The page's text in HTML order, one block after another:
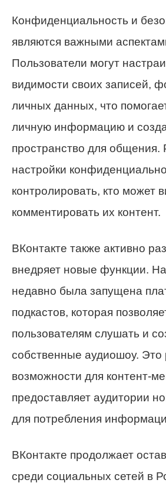
Конфиденциальность и
являются важными
Пользователи могут
видимости своих записей,
личных данных, что
личную информацию и
пространство для общения.
настройки
контролировать, кто может
комментировать их контент.
ВКонтакте также активно
внедряет новые функции.
недавно была запущена
подкастов, которая
пользователям слушать и
собственные аудиошоу. Это
возможности для контент-
предоставляет аудитории
для потребления
ВКонтакте продолжает
среди социальных сетей в